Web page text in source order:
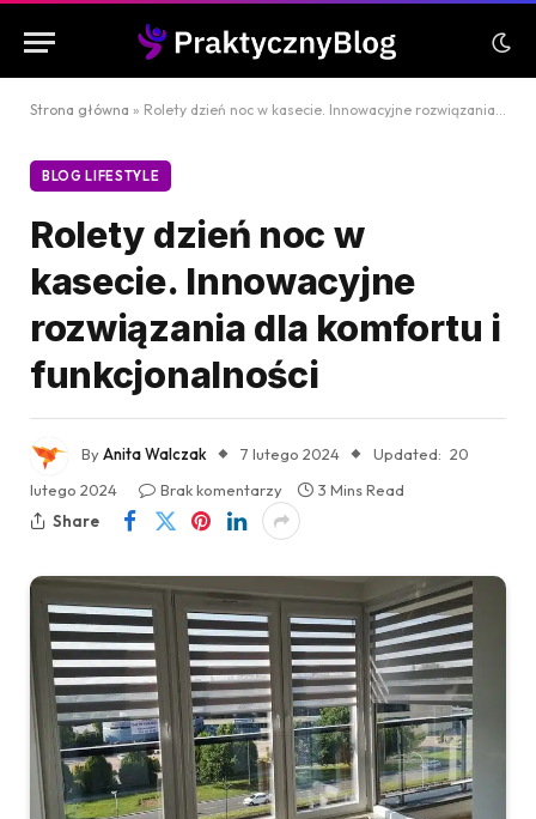
Strona główna » Rolety dzień noc w kasecie. Innowacyjne rozwiązania dla komfortu i funkcjonalności
BLOG LIFESTYLE
Rolety dzień noc w
kasecie. Innowacyjne
rozwiązania dla komfortu i
funkcjonalności
ByAnita Walczak 7 lutego 2024 Updated: 20
lutego 2024
Brak komentarzy
3 Mins Read
Share